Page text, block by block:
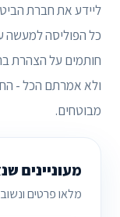
ליידע את חברת
כל הפוליסה
חותמים על הצהרת
ולא אמרתם הכל -
מבוטחים.
מעוניינים
מלאו פרטים